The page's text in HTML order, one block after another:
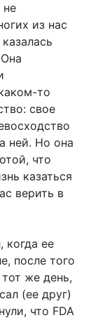
из нас
то
свое
ней. Но она
что
казаться
верить в
когда ее
после того
же день,
(ее друг)
что FDA